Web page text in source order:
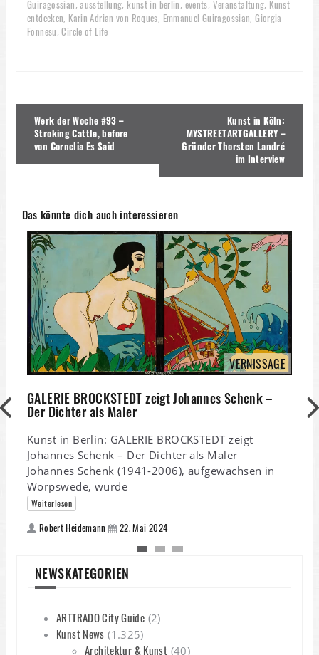
Guiragossian,ausstellung, kunst in berlin, events, Veranstaltung, Kunst
entdecken, Karin Adrian von Roques, Emmanuel Guiragossian,Giorgia
Fonnesu,Circle of Life
Beitragsnavigation
Werk der Woche #93 –
Stroking Cattle, before
von Cornelia Es Said
Kunst in Köln:
MYSTREETARTGALLERY –
Gründer Thorsten Landré
im Interview
Das könnte dich auch interessieren
VERNISSAGE
GALERIE BROCKSTEDT zeigt Johannes Schenk –
Der Dichter als Maler
Kunst in Berlin: GALERIE BROCKSTEDT zeigt
Johannes Schenk – Der Dichter als Maler
Johannes Schenk (1941-2006), aufgewachsen in
Worpswede, wurde
Weiterlesen
Robert Heidemann 22. Mai 2024
NEWSKATEGORIEN
ARTTRADO City Guide (2)
Kunst News (1.325)
Architektur & Kunst (40)